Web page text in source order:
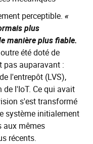
perceptible. «
plus
manière plus fiable.
été doté de
auparavant :
l'entrepôt (LVS),
l'IoT. Ce qui avait
s'est transformé
système initialement
aux mêmes
récents.